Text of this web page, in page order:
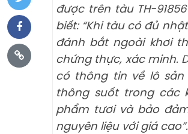
được trên tàu TH-
biết: “Khi tàu có đủ
đánh bắt ngoài khơi
chứng thực, xác minh.
có thông tin về lô
thông suốt trong các
phẩm tươi và bảo
nguyên liệu với giá cao”.